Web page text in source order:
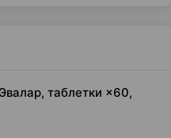
таблетки ×60,